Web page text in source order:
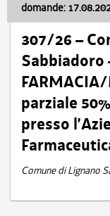
domande:
307/26 –
Sabbiadoro
parziale
presso
Comune di Lignano